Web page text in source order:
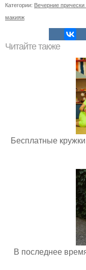
Категории: Вечерние
макияж
Читайте также
Бесплатные
В последнее